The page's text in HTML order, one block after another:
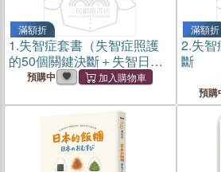
滿額折
1.失智症套書（失智症照護
的50個關鍵決斷＋失智日
和）預購中
滿額折
2.失
斷
預購